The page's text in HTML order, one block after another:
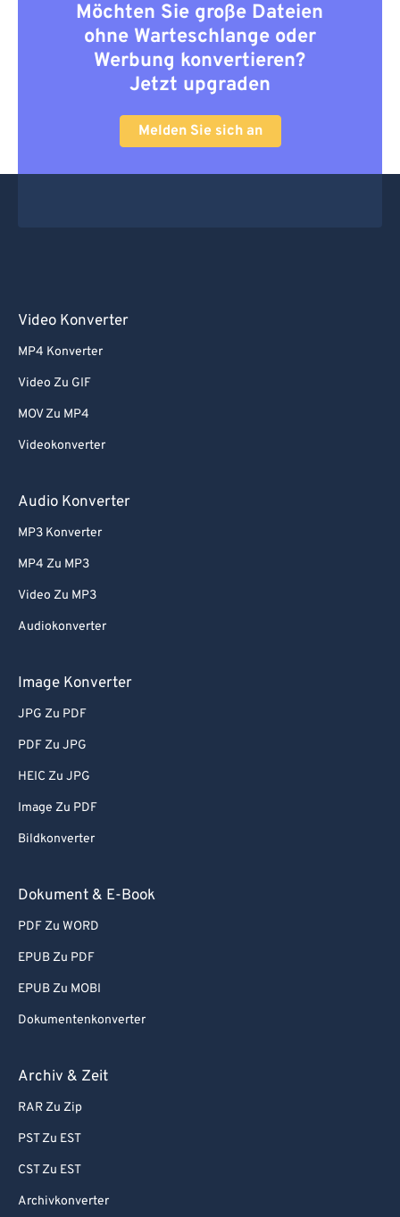
Möchten Sie große Dateien
ohne Warteschlange oder
Werbung konvertieren?
Jetzt upgraden
Melden Sie sich an
Video Konverter
MP4 Konverter
Video Zu GIF
MOV Zu MP4
Videokonverter
Audio Konverter
MP3 Konverter
MP4 Zu MP3
Video Zu MP3
Audiokonverter
Image Konverter
JPG Zu PDF
PDF Zu JPG
HEIC Zu JPG
Image Zu PDF
Bildkonverter
Dokument & E-Book
PDF Zu WORD
EPUB Zu PDF
EPUB Zu MOBI
Dokumentenkonverter
Archiv & Zeit
RAR Zu Zip
PST Zu EST
CST Zu EST
Archivkonverter